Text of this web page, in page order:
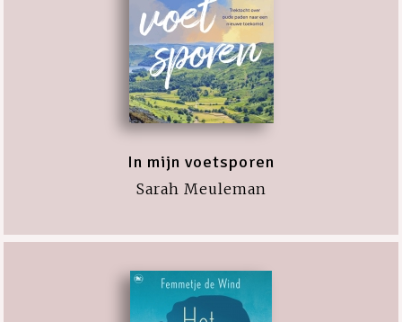
In mijn voetsporen
Sarah Meuleman